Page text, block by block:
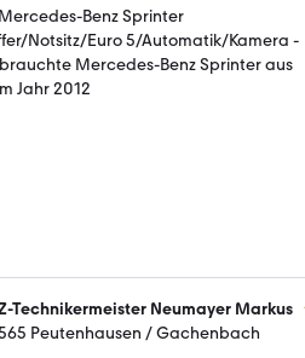
Technikermeister Neumayer Markus
Peutenhausen / Gachenbach